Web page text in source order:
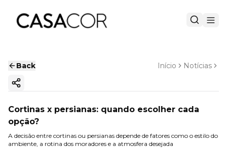
Back Início Notícias
Copy ink
Cortinas x persianas: quando escolher cada
opção?
A decisão entre cortinas ou persianas depende de fatores como o estilo do
ambiente, a rotina dos moradores e a atmosfera desejada